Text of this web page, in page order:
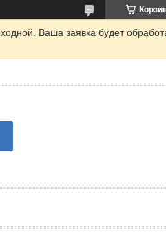
Ваша заявка будет